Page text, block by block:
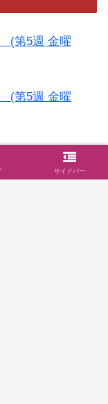
(第5週 金曜
(第5週 金曜
(第3週 金曜
サイドバー